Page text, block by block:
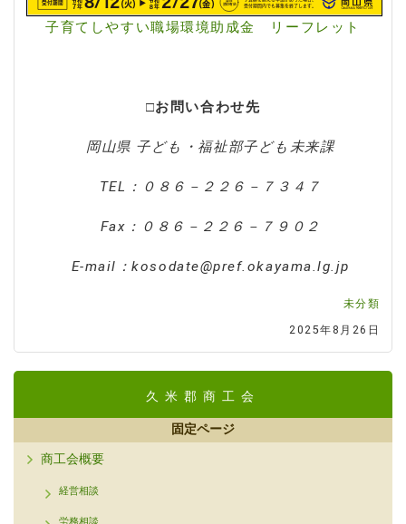
子育てしやすい職場環境助成金 リーフレット
□お問い合わせ先
岡山県 子ども・福祉部子ども未来課
TEL：０８６－２２６－７３４７
Fax：０８６－２２６－７９０２
E-mail：kosodate@pref.okayama.lg.jp
未分類
2025年8月26日
久米郡商工会
固定ページ
商工会概要
経営相談